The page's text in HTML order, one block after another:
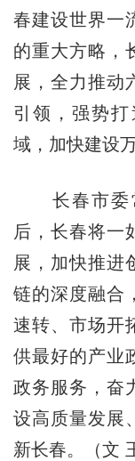
春建设世界一
的重大方略，
展，全力推动
引领，强势
域，加快建设
长春市委常
后，长春将一
展，加快推进
链的深度融合
速转、市场开
供最好的产业
政务服务，奋
设高质量发展
新长春。（文